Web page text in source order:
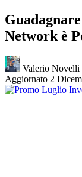
Network è
Valerio Novelli
Aggiornato 2